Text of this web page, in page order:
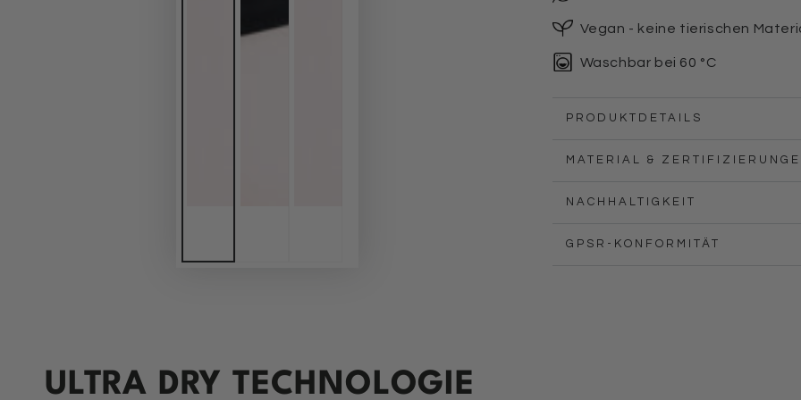
Vegan - keine tierischen
Waschbar bei 60 °C
PRODUKTDETAILS
MATERIAL &
NACHHALTIGKEIT
GPSR-KONFORMITÄT
ULTRA DRY TECHNOLOGIE